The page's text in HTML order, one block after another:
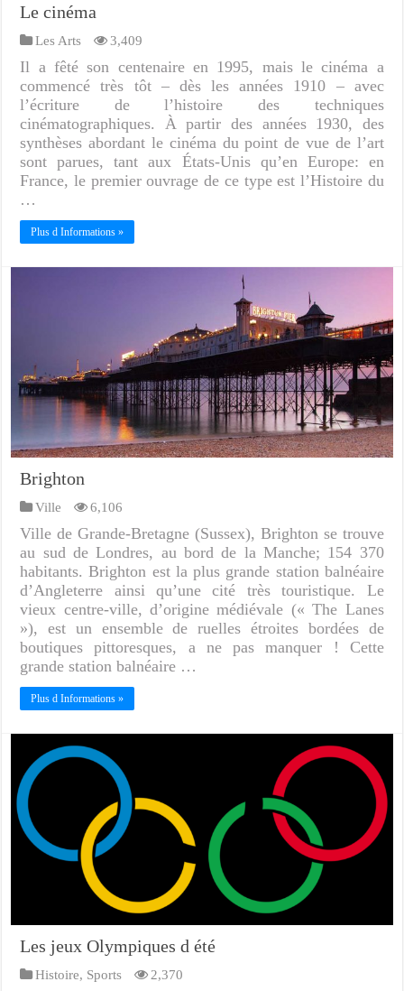
Le cinéma
Les Arts 3,409
Il a fêté son centenaire en 1995, mais le cinéma a
commencé très tôt – dès les années 1910 – avec
l’écriture de l’histoire des techniques
cinématographiques. À partir des années 1930, des
synthèses abordant le cinéma du point de vue de l’art
sont parues, tant aux États-Unis qu’en Europe: en
France, le premier ouvrage de ce type est l’Histoire du
…
Plus d Informations »
Brighton
Ville 6,106
Ville de Grande-Bretagne (Sussex), Brighton se trouve
au sud de Londres, au bord de la Manche; 154 370
habitants. Brighton est la plus grande station balnéaire
d’Angleterre ainsi qu’une cité très touristique. Le
vieux centre-ville, d’origine médiévale (« The Lanes
»), est un ensemble de ruelles étroites bordées de
boutiques pittoresques, a ne pas manquer ! Cette
grande station balnéaire …
Plus d Informations »
Les jeux Olympiques d été
Histoire, Sports 2,370